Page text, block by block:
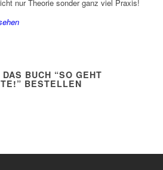
nur Theorie sonder ganz viel Praxis!
BUCH “SO GEHT
BESTELLEN